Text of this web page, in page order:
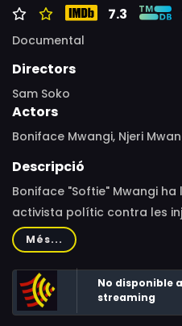
7.3
Documental
Directors
Sam Soko
Actors
Boniface Mwangi, Njeri
Descripció
Boniface "Softie" Mwangi
activista polític contra les
disposa a anar un pas més
eleccions regionals a
pren la decisió, comentant-
seva dona Njeri, l'activista
optimisme. No obstant
Més...
No disponible
streaming